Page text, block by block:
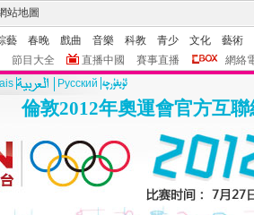
站地圖
藝 春晚 戲曲 音樂 科教 青少 文化
藝術
節目大全 直播中國 賽事直播
網絡
Pусский
倫敦2012年奧運會官方互